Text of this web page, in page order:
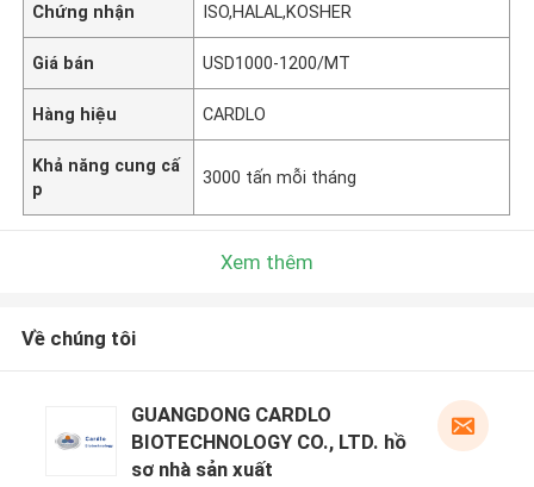
Chứng nhận ISO,HALAL,KOSHER
Giá bán USD1000-1200/MT
Hàng hiệu CARDLO
Khả năng cung cấ
p
3000 tấn mỗi tháng
Xem thêm
Về chúng tôi
GUANGDONG CARDLO
BIOTECHNOLOGY CO., LTD. hồ
sơ nhà sản xuất